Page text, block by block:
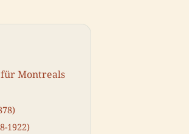
für Montreals
1922)